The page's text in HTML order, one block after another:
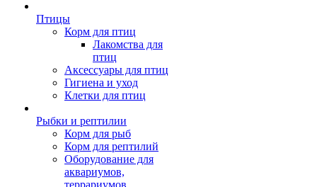
Птицы
Корм для птиц
Лакомства для
птиц
Аксессуары для птиц
Гигиена и уход
Клетки для птиц
Рыбки и рептилии
Корм для рыб
Корм для рептилий
Оборудование для
аквариумов,
террариумов